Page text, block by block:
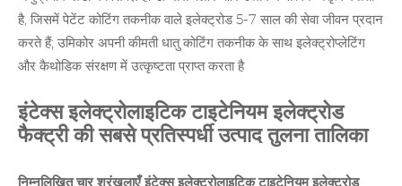
है, जिसमें पेटेंट कोटिंग तकनीक वाले इलेक्ट्रोड 5-7 साल की सेवा जीवन प्रदान
करते हैं; उमिकोर अपनी कीमती धातु कोटिंग तकनीक के साथ इलेक्ट्रोप्लेटिंग
और कैथोडिक संरक्षण में उत्कृष्टता प्राप्त करता है
इंटेक्स इलेक्ट्रोलाइटिक टाइटेनियम इलेक्ट्रोड
फैक्ट्री की सबसे प्रतिस्पर्धी उत्पाद तुलना तालिका
निम्नलिखित चार श्रृंखलाएँ इंटेक्स इलेक्ट्रोलाइटिक टाइटेनियम इलेक्ट्रोड